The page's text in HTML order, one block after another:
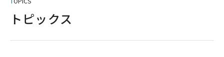
トピックス